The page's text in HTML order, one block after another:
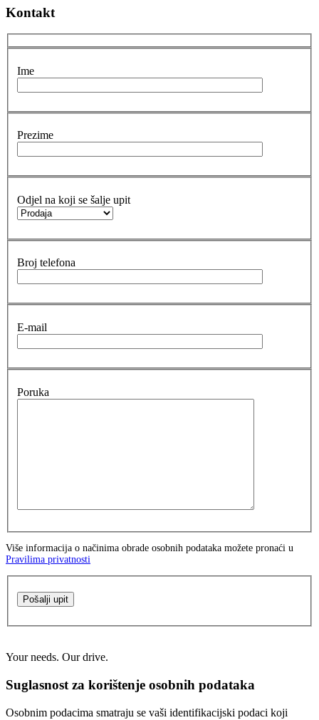
Kontakt
Ime
Prezime
Odjel na koji se šalje upit
Broj telefona
E-mail
Poruka
Više informacija o načinima obrade osobnih podataka možete pronaći u
Pravilima privatnosti
Pošalji upit
Your needs. Our drive.
Suglasnost za korištenje osobnih podataka
Osobnim podacima smatraju se vaši identifikacijski podaci koji